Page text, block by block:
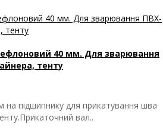
40 мм. Для зварювання
тенту
підшипнику для прикатування шва
вал..